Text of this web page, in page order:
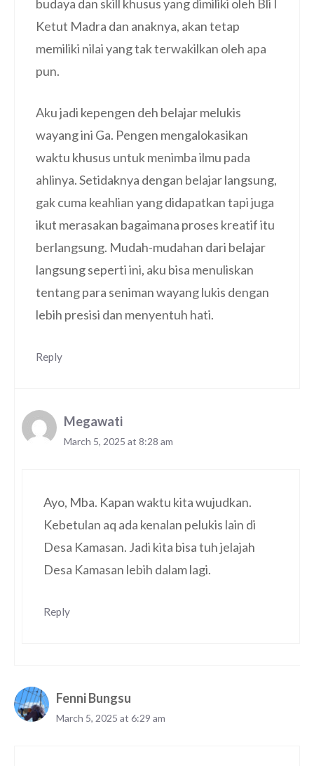
budaya dan skill khusus yang dimiliki oleh Bli I
Ketut Madra dan anaknya, akan tetap
memiliki nilai yang tak terwakilkan oleh apa
pun.
Aku jadi kepengen deh belajar melukis
wayang ini Ga. Pengen mengalokasikan
waktu khusus untuk menimba ilmu pada
ahlinya. Setidaknya dengan belajar langsung,
gak cuma keahlian yang didapatkan tapi juga
ikut merasakan bagaimana proses kreatif itu
berlangsung. Mudah-mudahan dari belajar
langsung seperti ini, aku bisa menuliskan
tentang para seniman wayang lukis dengan
lebih presisi dan menyentuh hati.
Reply
Megawati
March 5, 2025 at 8:28 am
Ayo, Mba. Kapan waktu kita wujudkan.
Kebetulan aq ada kenalan pelukis lain di
Desa Kamasan. Jadi kita bisa tuh jelajah
Desa Kamasan lebih dalam lagi.
Reply
Fenni Bungsu
March 5, 2025 at 6:29 am